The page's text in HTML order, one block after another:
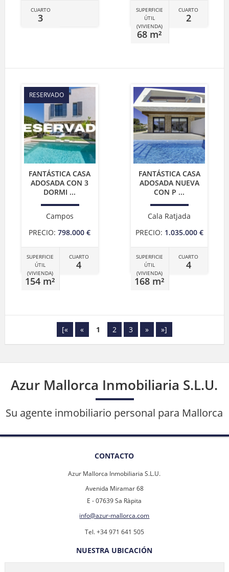
CUARTO
3
SUPERFICIE
ÚTIL
(VIVIENDA)
68 m²
CUARTO
2
RESERVADO
FANTÁSTICA CASA
ADOSADA CON 3
DORMI ...
Campos
PRECIO: 798.000 €
SUPERFICIE
ÚTIL
(VIVIENDA)
154 m²
CUARTO
4
FANTÁSTICA CASA
ADOSADA NUEVA
CON P ...
Cala Ratjada
PRECIO: 1.035.000 €
SUPERFICIE
ÚTIL
(VIVIENDA)
168 m²
CUARTO
4
[« « 1 2 3 » »]
Azur Mallorca Inmobiliaria S.L.U.
Su agente inmobiliario personal para Mallorca
CONTACTO
Azur Mallorca Inmobiliaria S.L.U.
Avenida Miramar 68
E - 07639 Sa Ràpita
info@azur-mallorca.com
Tel. +34 971 641 505
NUESTRA UBICACIÓN